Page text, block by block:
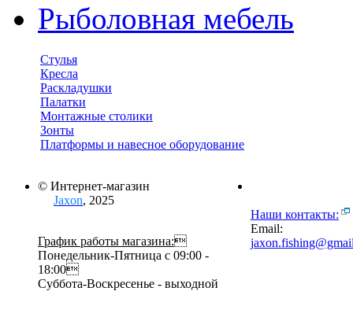
Рыболовная мебель
Стулья
Кресла
Раскладушки
Палатки
Монтажные столики
Зонты
Платформы и навесное оборудование
© Интернет-магазин
Jaxon, 2025
График работы магазина:
Понедельник-Пятница с 09:00 -
18:00
Суббота-Воскресенье - выходной
Наши контакты:
Email: